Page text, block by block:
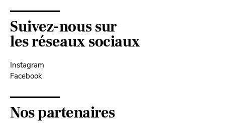
Suivez-nous sur
les réseaux sociaux
Instagram
Facebook
Nos partenaires